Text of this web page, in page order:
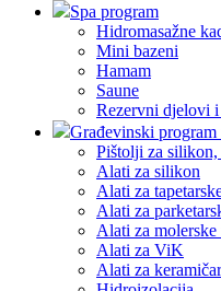
Spa program
Hidromasažne
Mini bazeni
Hamam
Saune
Rezervni djelovi i
Građevinski program
Pištolji za
Alati za silikon
Alati za
Alati za
Alati za molerske
Alati za ViK
Alati za